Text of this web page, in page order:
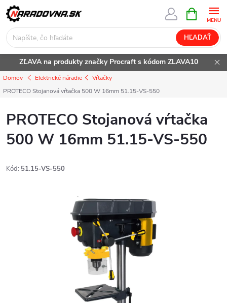
Prejsť
na
obsah
HĽADAŤ
KOŠÍK
ZĽAVA na produkty značky Procraft s kódom ZLAVA10
Domov Elektrické náradie
Vŕtačky
PROTECO Stojanová vŕtačka 500 W 16mm 51.15-VS-550
PROTECO Stojanová vŕtačka
500 W 16mm 51.15-VS-550
Kód: 51.15-VS-550